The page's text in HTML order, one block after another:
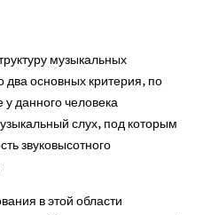
музыкальных
два основных критерия, по
данного человека
слух, под которым
звуковысотного
в этой области